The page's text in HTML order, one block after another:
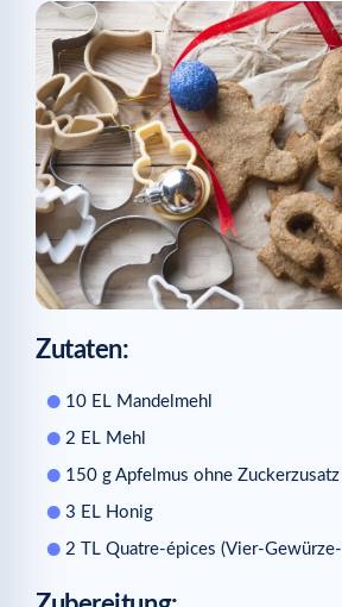
Zutaten:
10 EL Mandelmehl
2 EL Mehl
150 g Apfelmus ohne Zuckerzusatz
3 EL Honig
2 TL Quatre-épices (Vier-